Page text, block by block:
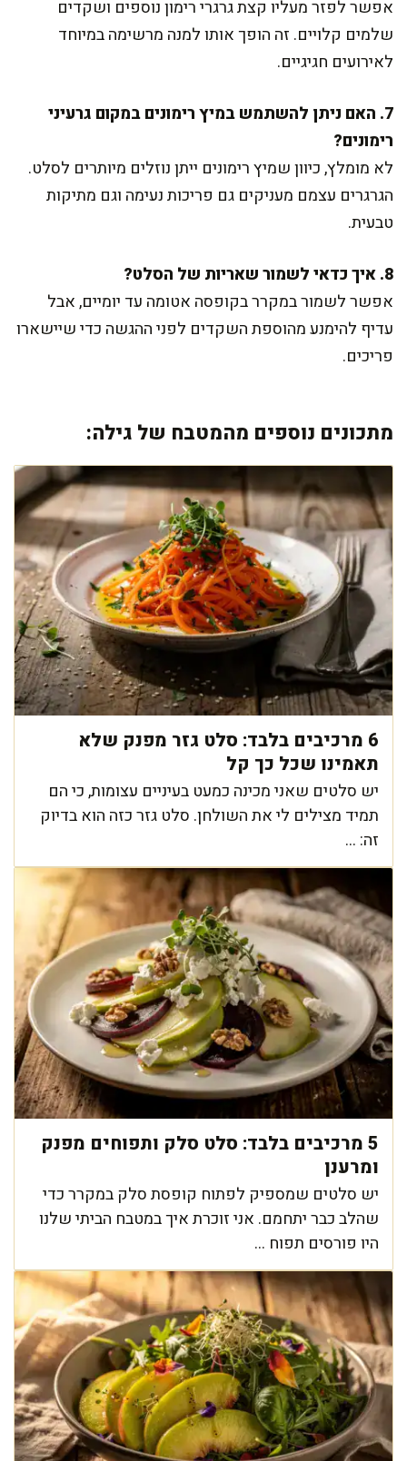
אפשר לפזר מעליו קצת גרגרי רימון נוספים ושקדים
שלמים קלויים. זה הופך אותו למנה מרשימה במיוחד
לאירועים חגיגיים.
7. האם ניתן להשתמש במיץ רימונים במקום גרעיני
רימונים?
לא מומלץ, כיוון שמיץ רימונים ייתן נוזלים מיותרים לסלט.
הגרגרים עצמם מעניקים גם פריכות נעימה וגם מתיקות
טבעית.
8. איך כדאי לשמור שאריות של הסלט?
אפשר לשמור במקרר בקופסה אטומה עד יומיים, אבל
עדיף להימנע מהוספת השקדים לפני ההגשה כדי שיישארו
פריכים.
מתכונים נוספים מהמטבח של גילה:
6 מרכיבים בלבד: סלט גזר מפנק שלא
תאמינו שכל כך קל
יש סלטים שאני מכינה כמעט בעיניים עצומות, כי הם
תמיד מצילים לי את השולחן. סלט גזר כזה הוא בדיוק
זה: ...
5 מרכיבים בלבד: סלט סלק ותפוחים מפנק
ומרענן
יש סלטים שמספיק לפתוח קופסת סלק במקרר כדי
שהלב כבר יתחמם. אני זוכרת איך במטבח הביתי שלנו
היו פורסים תפוח ...